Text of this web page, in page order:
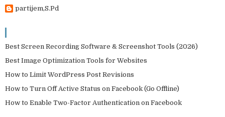
partijem,S.Pd
Best Screen Recording Software & Screenshot Tools (2026)
Best Image Optimization Tools for Websites
How to Limit WordPress Post Revisions
How to Turn Off Active Status on Facebook (Go Offline)
How to Enable Two-Factor Authentication on Facebook